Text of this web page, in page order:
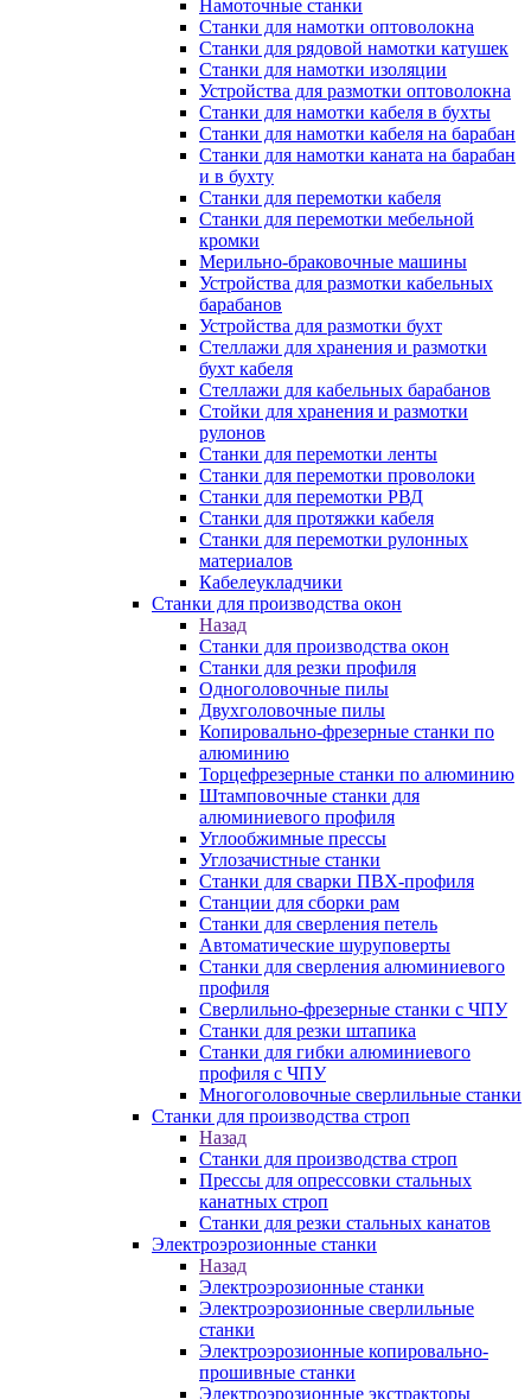
Намоточные станки
Станки для намотки оптоволокна
Станки для рядовой намотки катушек
Станки для намотки изоляции
Устройства для размотки оптоволокна
Станки для намотки кабеля в бухты
Станки для намотки кабеля на барабан
Станки для намотки каната на барабан
и в бухту
Станки для перемотки кабеля
Станки для перемотки мебельной
кромки
Мерильно-браковочные машины
Устройства для размотки кабельных
барабанов
Устройства для размотки бухт
Стеллажи для хранения и размотки
бухт кабеля
Стеллажи для кабельных барабанов
Стойки для хранения и размотки
рулонов
Станки для перемотки ленты
Станки для перемотки проволоки
Станки для перемотки РВД
Станки для протяжки кабеля
Станки для перемотки рулонных
материалов
Кабелеукладчики
Станки для производства окон
Назад
Станки для производства окон
Станки для резки профиля
Одноголовочные пилы
Двухголовочные пилы
Копировально-фрезерные станки по
алюминию
Торцефрезерные станки по алюминию
Штамповочные станки для
алюминиевого профиля
Углообжимные прессы
Углозачистные станки
Станки для сварки ПВХ-профиля
Станции для сборки рам
Станки для сверления петель
Автоматические шуруповерты
Станки для сверления алюминиевого
профиля
Сверлильно-фрезерные станки с ЧПУ
Станки для резки штапика
Станки для гибки алюминиевого
профиля с ЧПУ
Многоголовочные сверлильные станки
Станки для производства строп
Назад
Станки для производства строп
Прессы для опрессовки стальных
канатных строп
Станки для резки стальных канатов
Электроэрозионные станки
Назад
Электроэрозионные станки
Электроэрозионные сверлильные
станки
Электроэрозионные копировально-
прошивные станки
Электроэрозионные экстракторы